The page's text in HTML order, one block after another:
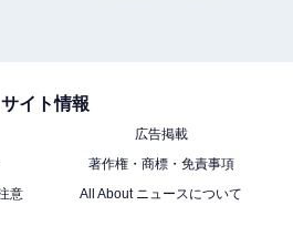
サイト情報
広告掲載
著作権・商標・免責事項
意
All About ニュースについて